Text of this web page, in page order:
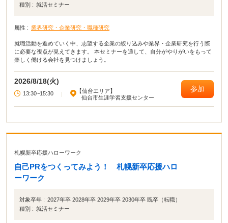
種別 : 就活セミナー
属性 : 業界研究・企業研究・職種研究
就職活動を進めていく中、志望する企業の絞り込みや業界・企業研究を行う際
に必要な視点が見えてきます。 本セミナーを通して、自分がやりがいをもって
楽しく働ける会社を見つけましょう。
2026/8/18(火)
13:30~15:30
【仙台エリア】
仙台市生涯学習支援センター
参加
札幌新卒応援ハローワーク
自己PRをつくってみよう！ 札幌新卒応援ハロ
ーワーク
対象卒年 : 2027年卒 2028年卒 2029年卒 2030年卒 既卒（転職）
種別 : 就活セミナー